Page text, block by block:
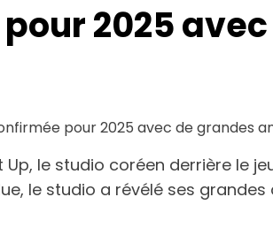
2025
Up, le studio coréen derrière le
le studio a révélé ses